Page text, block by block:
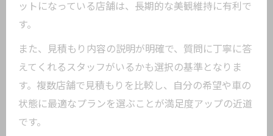
ットになっている店舗は、長期的な美観維持に有利で
す。
また、見積もり内容の説明が明確で、質問に丁寧に答
えてくれるスタッフがいるかも選択の基準となりま
す。複数店舗で見積もりを比較し、自分の希望や車の
状態に最適なプランを選ぶことが満足度アップの近道
です。